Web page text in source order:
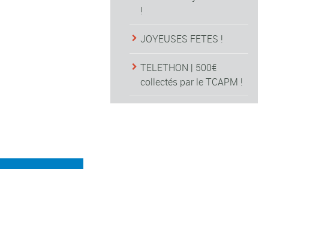
!
JOYEUSES FETES !
TELETHON | 500€
collectés par le TCAPM !